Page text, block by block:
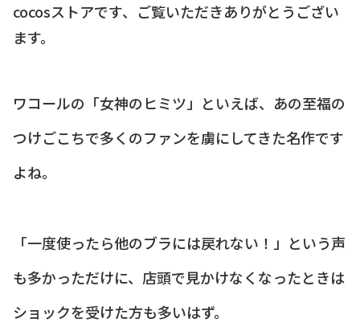
cocosストアです、ご覧いただきありがとうござい
ます。
ワコールの「女神のヒミツ」といえば、あの至福の
つけごこちで多くのファンを虜にしてきた名作です
よね。
「一度使ったら他のブラには戻れない！」という声
も多かっただけに、店頭で見かけなくなったときは
ショックを受けた方も多いはず。